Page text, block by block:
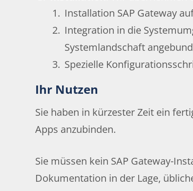
Installation SAP Gateway
Integration in die
Systemlandschaft
Spezielle
Ihr Nutzen
Sie haben in kürzester Zeit ein
Apps anzubinden.
Sie müssen kein SAP Gateway-
Dokumentation in der Lage,